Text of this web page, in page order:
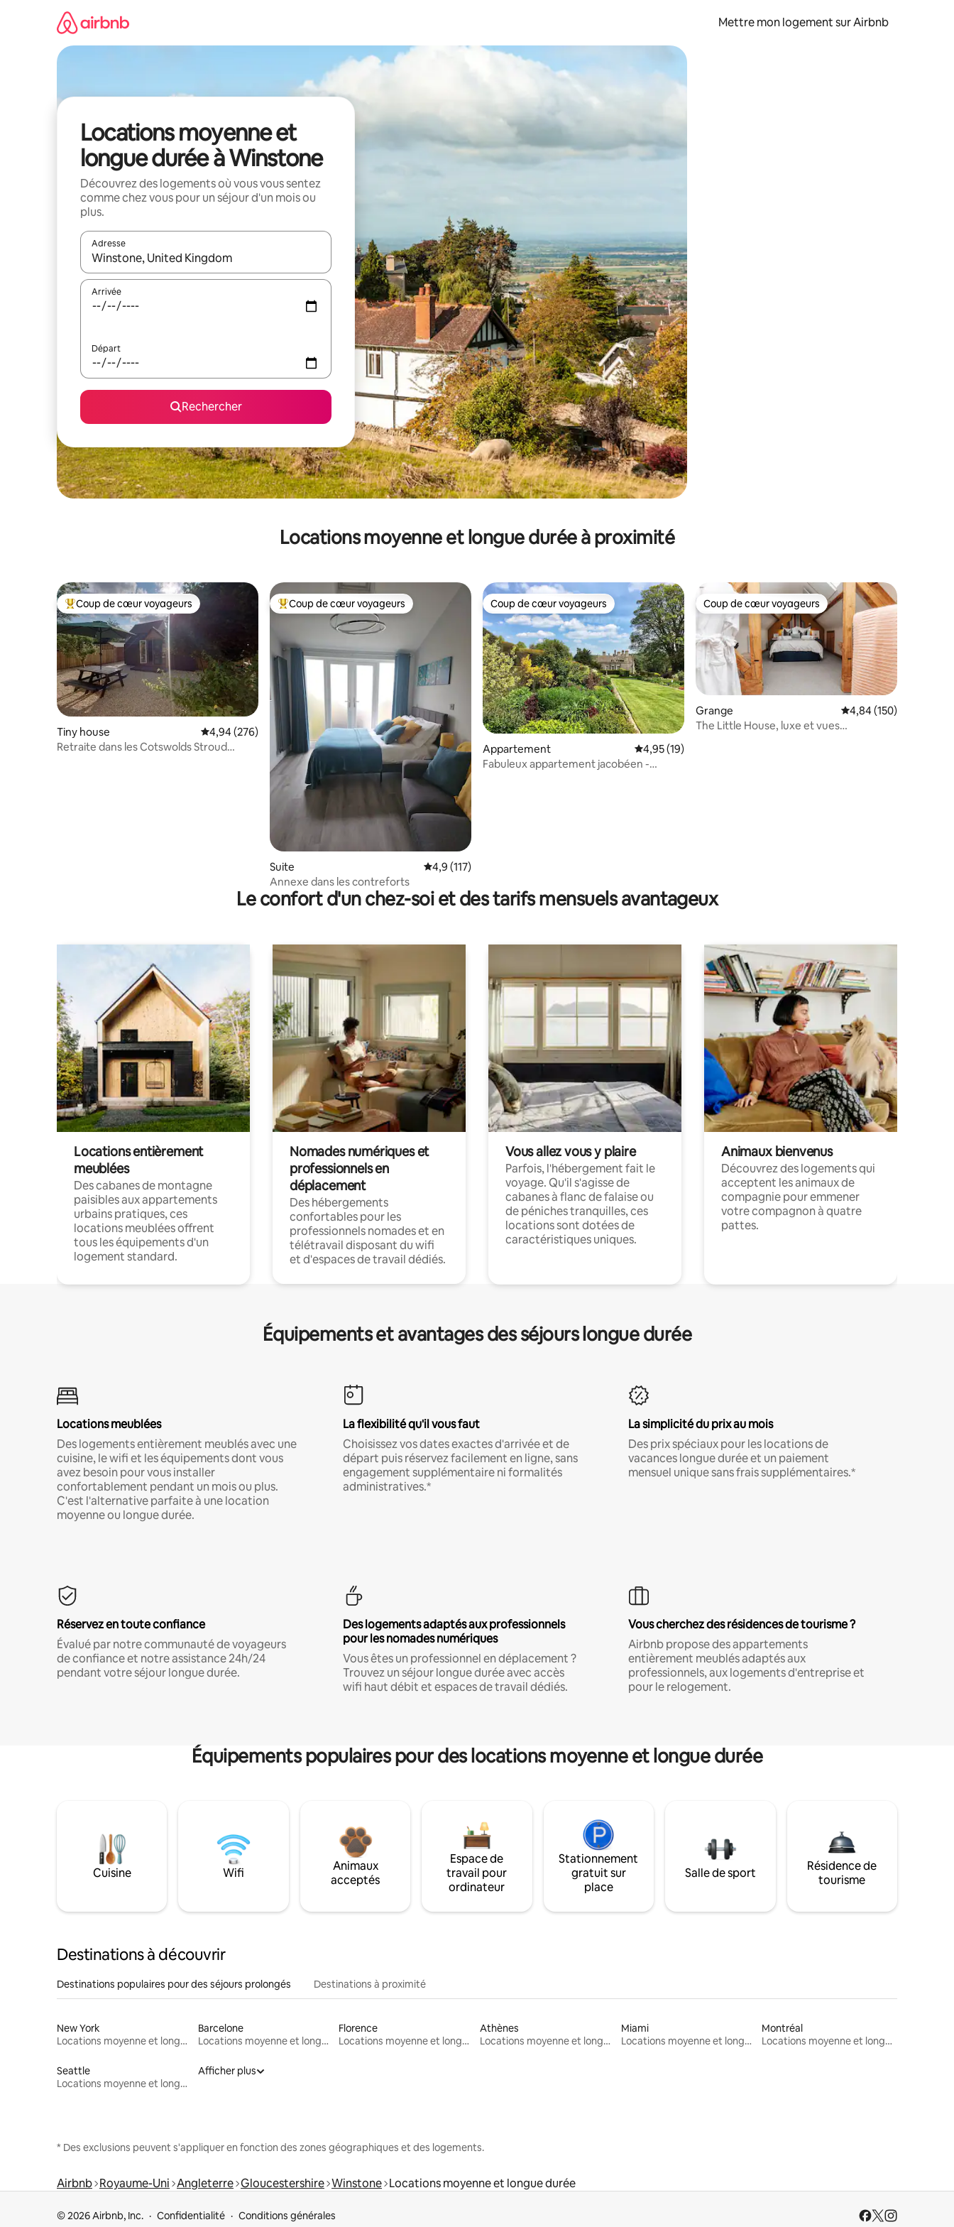
Mettre mon logement sur Airbnb
Locations moyenne et
longue durée à Winstone
Découvrez des logements où vous vous sentez
comme chez vous pour un séjour d'un mois ou
plus.
Adresse
Lorsque les résultats s'affichent, utilisez les flèches vers le haut et vers le bas pour les parcourir ou en appuyant et en faisant glisser.
Arrivée
Départ
Rechercher
Locations moyenne et longue durée à proximité
Coups de cœur voyageurs les plus appréciés
Coup de cœur voyageurs
Tiny house Évaluation moyenne sur la base de 276 commentaires : 4,94 sur 5
4,94 (276)
Retraite dans les Cotswolds Stroud
Coups de cœur voyageurs les plus appréciés
Coup de cœur voyageurs
Suite Évaluation moyenne sur la base de 117 commentaires : 4,9 sur 5
4,9 (117)
Annexe dans les contreforts
Coup de cœur voyageurs
Coup de cœur voyageurs
Appartement Évaluation moyenne sur la base de 19 commentaires : 4,95 sur 5
4,95 (19)
Fabuleux appartement jacobéen -
Coup de cœur voyageurs
Coup de cœur voyageurs
Grange Évaluation moyenne
4,84 (150)
The Little House, luxe et vues
Le confort d'un chez-soi et des tarifs mensuels avantageux
Locations entièrement
meublées
Des cabanes de montagne
paisibles aux appartements
urbains pratiques, ces
locations meublées offrent
tous les équipements d'un
logement standard.
Nomades numériques et
professionnels en
déplacement
Des hébergements
confortables pour les
professionnels nomades et en
télétravail disposant du wifi
et d'espaces de travail dédiés.
Vous allez vous y plaire
Parfois, l'hébergement fait le
voyage. Qu'il s'agisse de
cabanes à flanc de falaise ou
de péniches tranquilles, ces
locations sont dotées de
caractéristiques uniques.
Animaux bienvenus
Découvrez des logements qui
acceptent les animaux de
compagnie pour emmener
votre compagnon à quatre
pattes.
Équipements et avantages des séjours longue durée
Locations meublées
Des logements entièrement meublés avec une
cuisine, le wifi et les équipements dont vous
avez besoin pour vous installer
confortablement pendant un mois ou plus.
C'est l'alternative parfaite à une location
moyenne ou longue durée.
La flexibilité qu'il vous faut
Choisissez vos dates exactes d'arrivée et de
départ puis réservez facilement en ligne, sans
engagement supplémentaire ni formalités
administratives.*
La simplicité du prix au mois
Des prix spéciaux pour les locations de
vacances longue durée et un paiement
mensuel unique sans frais supplémentaires.*
Réservez en toute confiance
Évalué par notre communauté de voyageurs
de confiance et notre assistance 24h/24
pendant votre séjour longue durée.
Des logements adaptés aux professionnels
pour les nomades numériques
Vous êtes un professionnel en déplacement ?
Trouvez un séjour longue durée avec accès
wifi haut débit et espaces de travail dédiés.
Vous cherchez des résidences de tourisme ?
Airbnb propose des appartements
entièrement meublés adaptés aux
professionnels, aux logements d'entreprise et
pour le relogement.
Équipements populaires pour des locations moyenne et longue durée
Cuisine Wifi
Animaux
acceptés
Espace de
travail pour
ordinateur
Stationnement
gratuit sur
place
Salle de sport
Résidence de
tourisme
Destinations à découvrir
Destinations populaires pour des séjours prolongés Destinations à proximité
New York
Locations moyenne et longue durée
Barcelone
Locations moyenne et longue durée
Florence
Locations moyenne et longue durée
Athènes
Locations moyenne et longue durée
Miami
Locations moyenne et longue durée
Montréal
Locations moyenne et longue durée
Seattle
Locations moyenne et longue durée
Afficher plus
* Des exclusions peuvent s'appliquer en fonction des zones géographiques et des logements.
Airbnb Royaume-Uni Angleterre Gloucestershire Winstone Locations moyenne et longue durée
© 2026 Airbnb, Inc. Confidentialité Conditions générales